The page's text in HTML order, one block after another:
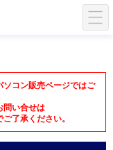
ソコン販売ページではご
問い合せは
了承ください。